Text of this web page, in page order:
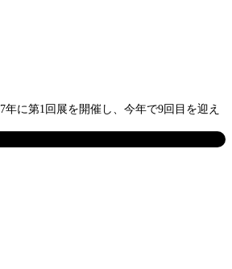
に第1回展を開催し、今年で9回目を迎え